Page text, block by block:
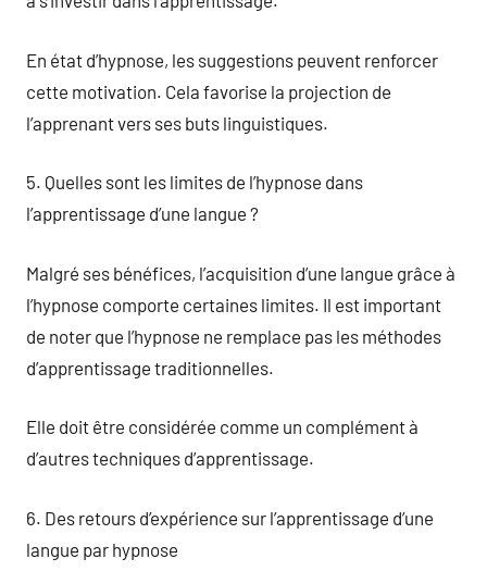
En état d’hypnose, les suggestions peuvent renforcer
cette motivation. Cela favorise la projection de
l’apprenant vers ses buts linguistiques.
5. Quelles sont les limites de l’hypnose dans
l’apprentissage d’une langue ?
Malgré ses bénéfices, l’acquisition d’une langue grâce à
l’hypnose comporte certaines limites. Il est important
de noter que l’hypnose ne remplace pas les méthodes
d’apprentissage traditionnelles.
Elle doit être considérée comme un complément à
d’autres techniques d’apprentissage.
6. Des retours d’expérience sur l’apprentissage d’une
langue par hypnose